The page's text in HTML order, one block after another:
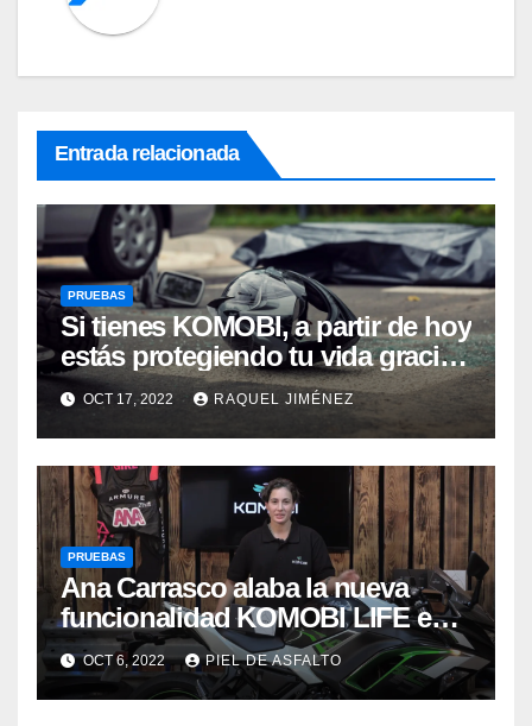
Entrada relacionada
PRUEBAS
Si tienes KOMOBI, a partir de hoy
estás protegiendo tu vida gracias
a KOMOBI LIFE
OCT 17, 2022 RAQUEL JIMÉNEZ
PRUEBAS
Ana Carrasco alaba la nueva
funcionalidad KOMOBI LIFE en
Locos por las Motos
OCT 6, 2022 PIEL DE ASFALTO